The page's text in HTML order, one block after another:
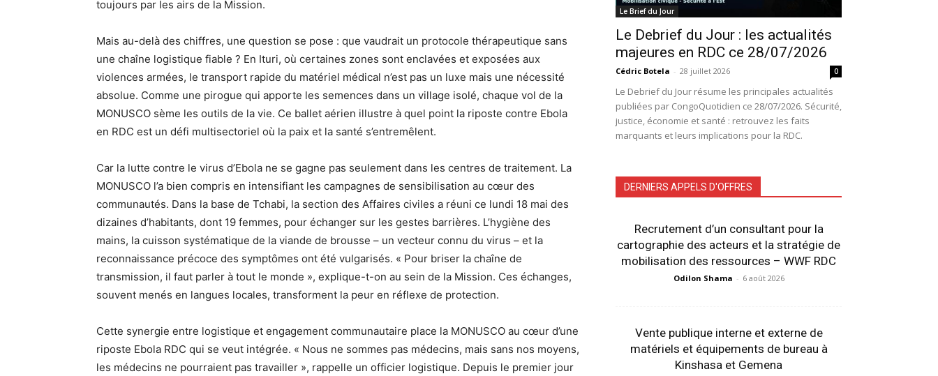
toujours par les airs de la Mission.
Mais au-delà des chiffres, une question se pose : que vaudrait un protocole thérapeutique sans
une chaîne logistique fiable ? En Ituri, où certaines zones sont enclavées et exposées aux
violences armées, le transport rapide du matériel médical n’est pas un luxe mais une nécessité
absolue. Comme une pirogue qui apporte les semences dans un village isolé, chaque vol de la
MONUSCO sème les outils de la vie. Ce ballet aérien illustre à quel point la riposte contre Ebola
en RDC est un défi multisectoriel où la paix et la santé s’entremêlent.
Car la lutte contre le virus d’Ebola ne se gagne pas seulement dans les centres de traitement. La
MONUSCO l’a bien compris en intensifiant les campagnes de sensibilisation au cœur des
communautés. Dans la base de Tchabi, la section des Affaires civiles a réuni ce lundi 18 mai des
dizaines d’habitants, dont 19 femmes, pour échanger sur les gestes barrières. L’hygiène des
mains, la cuisson systématique de la viande de brousse – un vecteur connu du virus – et la
reconnaissance précoce des symptômes ont été vulgarisés. « Pour briser la chaîne de
transmission, il faut parler à tout le monde », explique-t-on au sein de la Mission. Ces échanges,
souvent menés en langues locales, transforment la peur en réflexe de protection.
Cette synergie entre logistique et engagement communautaire place la MONUSCO au cœur d’une
riposte Ebola RDC qui se veut intégrée. « Nous ne sommes pas médecins, mais sans nos moyens,
les médecins ne pourraient pas travailler », rappelle un officier logistique. Depuis le premier jour
Le Brief du Jour
Le Debrief du Jour : les actualités
majeures en RDC ce 28/07/2026
Cédric Botela - 28 juillet 2026 0
Le Debrief du Jour résume les principales actualités
publiées par CongoQuotidien ce 28/07/2026. Sécurité,
justice, économie et santé : retrouvez les faits
marquants et leurs implications pour la RDC.
DERNIERS APPELS D'OFFRES
Recrutement d’un consultant pour la
cartographie des acteurs et la stratégie de
mobilisation des ressources – WWF RDC
Odilon Shama - 6 août 2026
Vente publique interne et externe de
matériels et équipements de bureau à
Kinshasa et Gemena